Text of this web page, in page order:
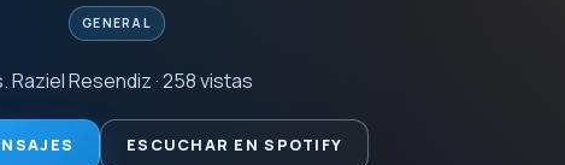
GENERAL
Raziel Resendiz · 258 vistas
ESCUCHAR EN SPOTIFY